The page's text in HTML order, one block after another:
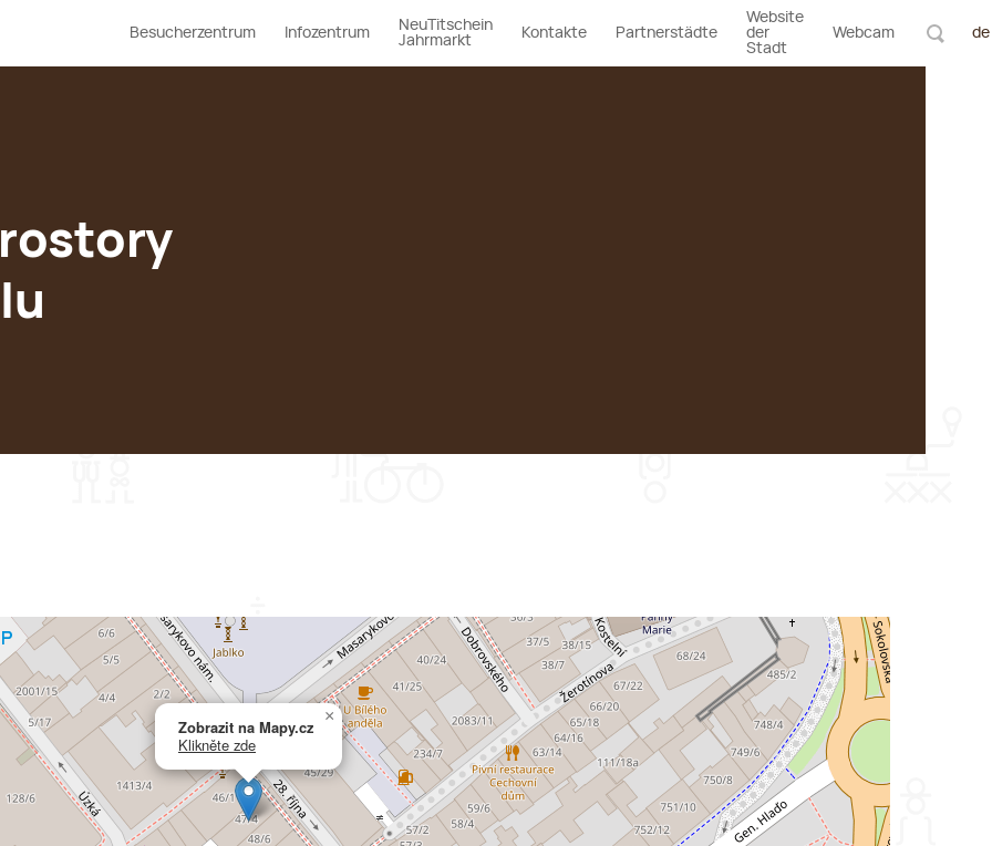
Besucherzentrum Infozentrum
NeuTitschein
Jahrmarkt
Kontakte Partnerstädte
Website
der
Stadt
Webcam de
Zobrazit na Mapy.cz
Klikněte zde
×